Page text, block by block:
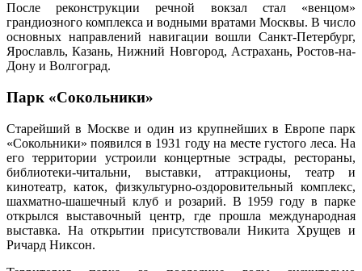
После реконструкции речной вокзал стал «венцом»
грандиозного комплекса и водными вратами Москвы. В число
основных направлений навигации вошли Санкт-Петербург,
Ярославль, Казань, Нижний Новгород, Астрахань, Ростов-на-
Дону и Волгоград.
Парк «Сокольники»
Старейший в Москве и один из крупнейших в Европе парк
«Сокольники» появился в 1931 году на месте густого леса. На
его территории устроили концертные эстрады, рестораны,
библиотеки-читальни, выставки, аттракционы, театр и
кинотеатр, каток, физкультурно-оздоровительный комплекс,
шахматно-шашечный клуб и розарий. В 1959 году в парке
открылся выставочный центр, где прошла международная
выставка. На открытии присутствовали Никита Хрущев и
Ричард Никсон.